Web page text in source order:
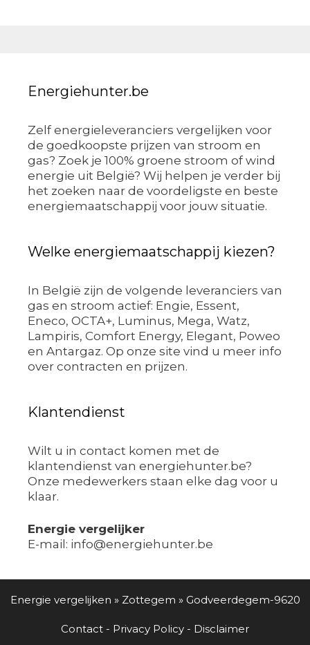
Energiehunter.be
Zelf energieleveranciers vergelijken voor
de goedkoopste prijzen van stroom en
gas? Zoek je 100% groene stroom of wind
energie uit België? Wij helpen je verder bij
het zoeken naar de voordeligste en beste
energiemaatschappij voor jouw situatie.
Welke energiemaatschappij kiezen?
In België zijn de volgende leveranciers van
gas en stroom actief: Engie, Essent,
Eneco, OCTA+, Luminus, Mega, Watz,
Lampiris, Comfort Energy, Elegant, Poweo
en Antargaz. Op onze site vind u meer info
over contracten en prijzen.
Klantendienst
Wilt u in contact komen met de
klantendienst van energiehunter.be?
Onze medewerkers staan elke dag voor u
klaar.
Energie vergelijker
E-mail: info@energiehunter.be
Energie vergelijken » Zottegem » Godveerdegem-9620
Contact - Privacy Policy - Disclaimer